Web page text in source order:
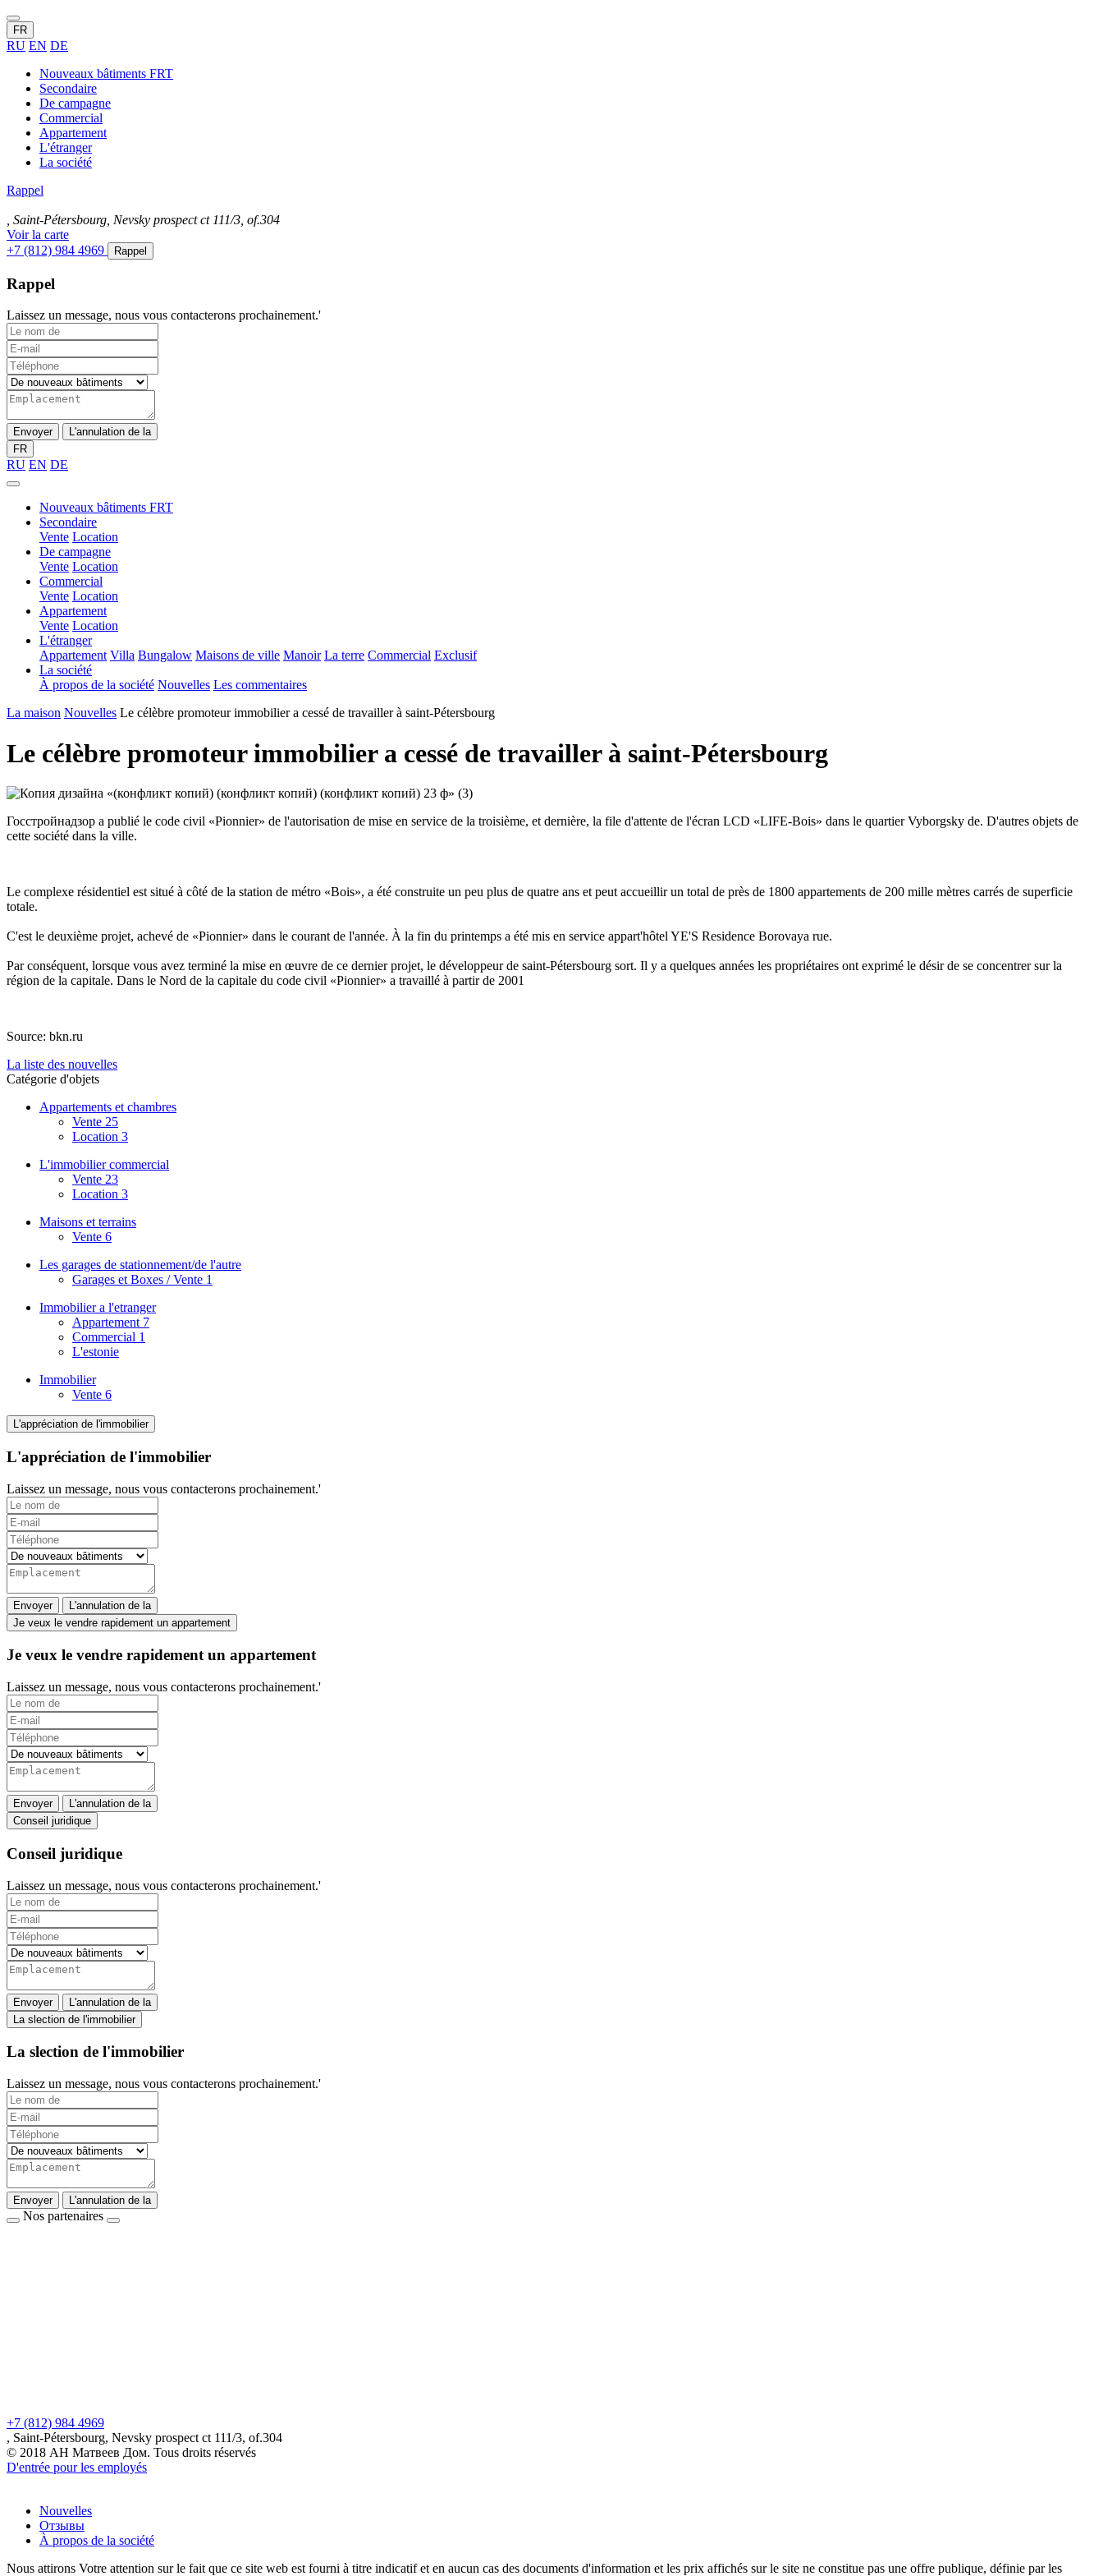
FR
RU EN DE
Nouveaux bâtiments FRT
Secondaire
De campagne
Commercial
Appartement
L'étranger
La société
Rappel
, Saint-Pétersbourg, Nevsky prospect ct 111/3, of.304
Voir la carte
+7 (812) 984 4969
Rappel
Rappel
Laissez un message, nous vous contacterons prochainement.'
Envoyer
L'annulation de la
FR
RU EN DE
Nouveaux bâtiments FRT
Secondaire
Vente Location
De campagne
Vente Location
Commercial
Vente Location
Appartement
Vente Location
L'étranger
Appartement Villa Bungalow Maisons de ville Manoir La terre Commercial Exclusif
La société
À propos de la société Nouvelles Les commentaires
La maison Nouvelles Le célèbre promoteur immobilier a cessé de travailler à saint-Pétersbourg
Le célèbre promoteur immobilier a cessé de travailler à saint-Pétersbourg
Госстройнадзор a publié le code civil «Pionnier» de l'autorisation de mise en service de la troisième, et dernière, la file d'attente de l'écran LCD «LIFE-Bois» dans le quartier Vyborgsky de. D'autres objets de
cette société dans la ville.
Le complexe résidentiel est situé à côté de la station de métro «Bois», a été construite un peu plus de quatre ans et peut accueillir un total de près de 1800 appartements de 200 mille mètres carrés de superficie
totale.
C'est le deuxième projet, achevé de «Pionnier» dans le courant de l'année. À la fin du printemps a été mis en service appart'hôtel YE'S Residence Borovaya rue.
Par conséquent, lorsque vous avez terminé la mise en œuvre de ce dernier projet, le développeur de saint-Pétersbourg sort. Il y a quelques années les propriétaires ont exprimé le désir de se concentrer sur la
région de la capitale. Dans le Nord de la capitale du code civil «Pionnier» a travaillé à partir de 2001
Source: bkn.ru
La liste des nouvelles
Catégorie d'objets
Appartements et chambres
Vente 25
Location 3
L'immobilier commercial
Vente 23
Location 3
Maisons et terrains
Vente 6
Les garages de stationnement/de l'autre
Garages et Boxes / Vente 1
Immobilier a l'etranger
Appartement 7
Commercial 1
L'estonie
Immobilier
Vente 6
L'appréciation de l'immobilier
L'appréciation de l'immobilier
Laissez un message, nous vous contacterons prochainement.'
Envoyer
L'annulation de la
Je veux le vendre rapidement un appartement
Je veux le vendre rapidement un appartement
Laissez un message, nous vous contacterons prochainement.'
Envoyer
L'annulation de la
Conseil juridique
Conseil juridique
Laissez un message, nous vous contacterons prochainement.'
Envoyer
L'annulation de la
La slection de l'immobilier
La slection de l'immobilier
Laissez un message, nous vous contacterons prochainement.'
Envoyer L'annulation de la
Nos partenaires
+7 (812) 984 4969
, Saint-Pétersbourg, Nevsky prospect ct 111/3, of.304
© 2018 АН Матвеев Дом. Tous droits réservés
D'entrée pour les employés
Nouvelles
Отзывы
À propos de la société
Nous attirons Votre attention sur le fait que ce site web est fourni à titre indicatif et en aucun cas des documents d'information et les prix affichés sur le site ne constitue pas une offre publique, définie par les